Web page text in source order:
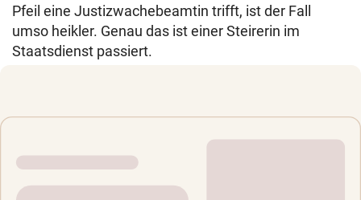
Pfeil eine Justizwachebeamtin trifft, ist der Fall
umso heikler. Genau das ist einer Steirerin im
Staatsdienst passiert.